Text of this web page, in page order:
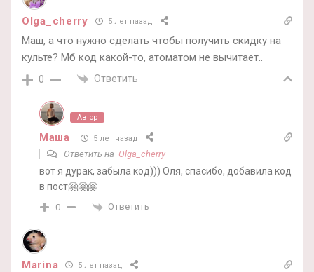
Olga_cherry 5 лет назад
Маш, а что нужно сделать чтобы получить скидку на
культе? Мб код какой-то, атоматом не вычитает..
0 Ответить
Автор
Маша 5 лет назад
Ответить на Olga_cherry
вот я дурак, забыла код))) Оля, спасибо, добавила код
в пост🤗🤗🤗
0 Ответить
Marina 5 лет назад